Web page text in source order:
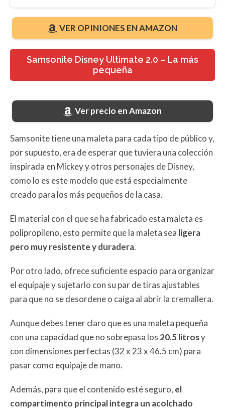
VER OPINIONES EN AMAZON
Samsonite Disney Ultimate 2.0 – La más
pequeña
Ver precio en Amazon
Samsonite tiene una maleta para cada tipo de público y,
por supuesto, era de esperar que tuviera una colección
inspirada en Mickey y otros personajes de Disney,
como lo es este modelo que está especialmente
creado para los más pequeños de la casa.
El material con el que se ha fabricado esta maleta es
polipropileno, esto permite que la maleta sea ligera
pero muy resistente y duradera.
Por otro lado, ofrece suficiente espacio para organizar
el equipaje y sujetarlo con su par de tiras ajustables
para que no se desordene o caiga al abrir la cremallera.
Aunque debes tener claro que es una maleta pequeña
con una capacidad que no sobrepasa los 20.5 litrosy
con dimensiones perfectas (32 x 23 x 46.5 cm) para
pasar como equipaje de mano.
Además, para que el contenido esté seguro, el
compartimento principal integra un acolchado